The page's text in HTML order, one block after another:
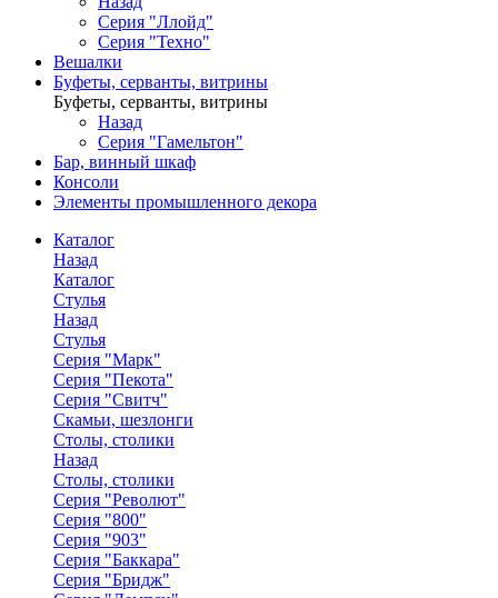
Серия "Ллойд"
Серия "Техно"
Вешалки
Буфеты, серванты, витрины
Буфеты, серванты, витрины
Назад
Серия "Гамельтон"
Бар, винный шкаф
Консоли
Элементы промышленного декора
Каталог
Назад
Каталог
Стулья
Назад
Стулья
Серия "Марк"
Серия "Пекота"
Серия "Свитч"
Скамьи, шезлонги
Столы, столики
Назад
Столы, столики
Серия "Револют"
Серия "800"
Серия "903"
Серия "Баккара"
Серия "Бридж"